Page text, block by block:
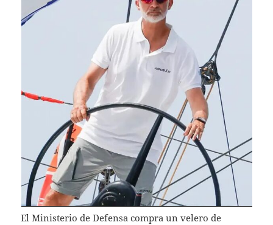
El Ministerio de Defensa compra un velero de